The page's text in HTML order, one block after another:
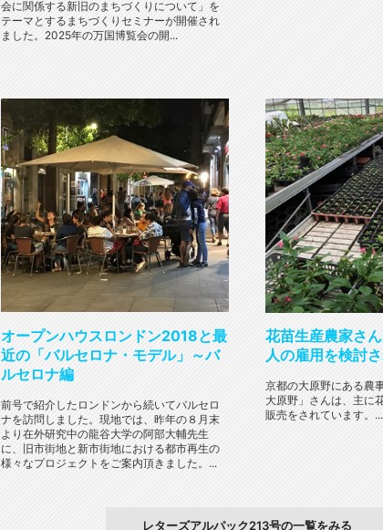
会に関係する新旧のまちづくりについて」を
テーマとするまちづくりセミナーが開催され
ました。2025年の万国博覧会の開...
オープンハウスロンドン2018と最
近の「バルセロナ・モデル」～バ
ルセロナ編
前号で紹介したロンドンから続いてバルセロ
ナを訪問しました。現地では、昨年の８月末
より在外研究中の龍谷大学の阿部大輔先生
に、旧市街地と新市街地における都市再生の
様々なプロジェクトをご案内頂きました。...
花苗生産農家さ
人の雇用を検討
京都の大原野にある農
大原野」さんは、主に
販売をされています。...
レターズアルパック213号の一覧をみる